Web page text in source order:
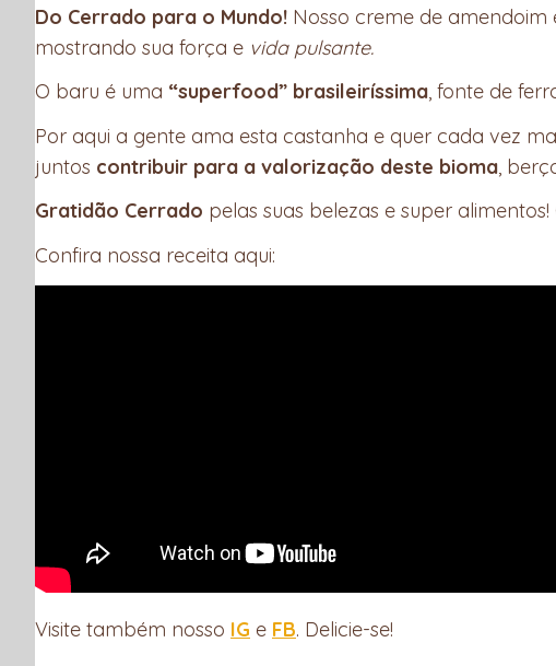
Do Cerrado para o Mundo! Nosso creme de
mostrando sua força e vida pulsante.
O baru é uma “superfood” brasileiríssima, fonte de
Por aqui a gente ama esta castanha e quer cada vez
juntos contribuir para a valorização deste bioma,
Gratidão Cerrado pelas suas belezas e super
Confira nossa receita aqui:
Visite também nosso IG e FB. Delicie-se!